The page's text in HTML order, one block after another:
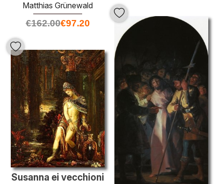
Matthias Grünewald
€162.00€97.20
Susanna ei vecchioni